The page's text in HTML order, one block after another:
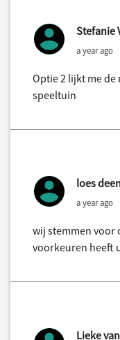
Stefanie
a year ago
Optie 2 lijkt me de
speeltuin
loes
a year ago
wij stemmen voor
voorkeuren heeft
Lieke